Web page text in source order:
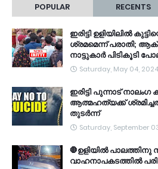
POPULAR RECENTS
ഇരിട്ടി ഉളിയിലിൽ
ശ്രമമെന്ന് പരാതി;
നാട്ടുകാർ പിടികൂടി
Saturday, May 04, 2024
ഇരിട്ടി പുന്നാട് നാലംഗ
ആത്മഹത്യക്ക്
തുടർന്ന്
Saturday, September
🛑ഉളിയിൽ പാലത്തിനു
വാഹനാപകടത്തിൽ